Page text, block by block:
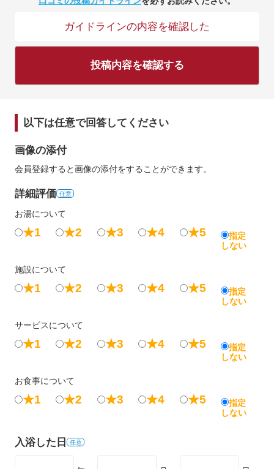
ガイドラインの内容を確認した
投稿内容を確認する
以下は任意で回答してください
画像の添付
会員登録すると画像の添付をすることができます。
詳細評価 任意
お湯について
★1 ★2 ★3 ★4 ★5
指定
しない
施設について
★1 ★2 ★3 ★4 ★5
指定
しない
サービスについて
★1 ★2 ★3 ★4 ★5
指定
しない
お食事について
★1 ★2 ★3 ★4 ★5
指定
しない
入浴した日 任意